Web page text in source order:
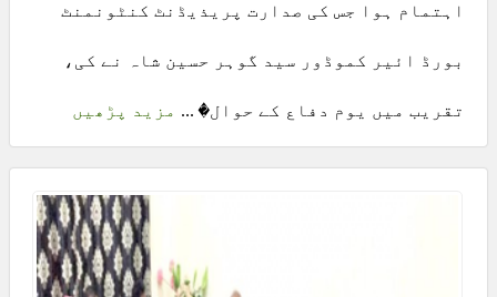
اہتمام ہوا جس کی صدارت پریذیڈنٹ کنٹونمنٹ
بورڈ ائیر کموڈور سید گوہر حسین شاہ نے کی،
تقریب میں یوم دفاع کے حوال� ... مزید پڑھیں